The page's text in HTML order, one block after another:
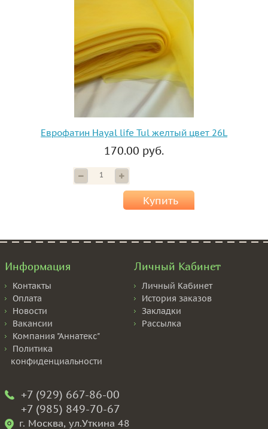
Еврофатин Hayal life Tul желтый цвет 26L
170.00 руб.
Купить
Информация
Контакты
Оплата
Новости
Вакансии
Компания "Аннатекс"
Политика
конфиденциальности
Личный Кабинет
Личный Кабинет
История заказов
Закладки
Рассылка
+7 (929) 667-86-00
+7 (985) 849-70-67
г. Москва, ул.Уткина 48